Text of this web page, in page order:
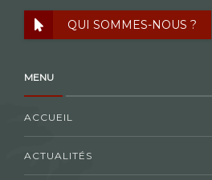
QUI SOMMES-NOUS ?
MENU
ACCUEIL
ACTUALITÉS